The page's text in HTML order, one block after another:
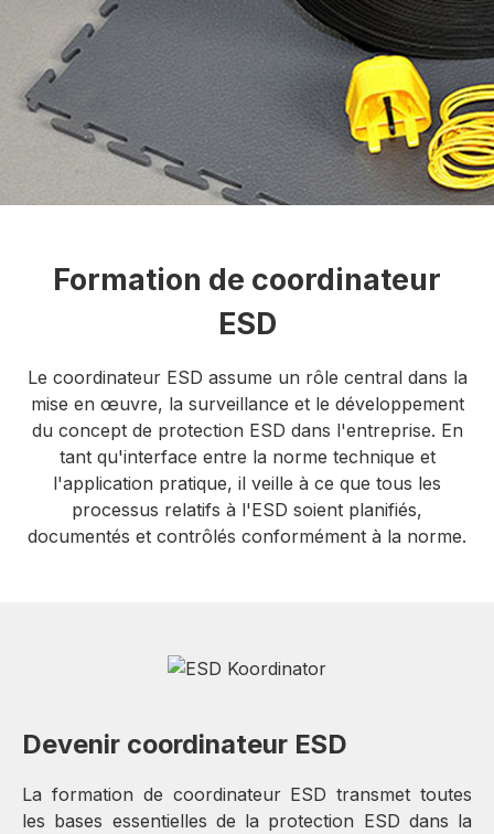
Formation de coordinateur
ESD
Le coordinateur ESD assume un rôle central dans la
mise en œuvre, la surveillance et le développement
du concept de protection ESD dans l'entreprise. En
tant qu'interface entre la norme technique et
l'application pratique, il veille à ce que tous les
processus relatifs à l'ESD soient planifiés,
documentés et contrôlés conformément à la norme.
Devenir coordinateur ESD
La formation de coordinateur ESD transmet toutes
les bases essentielles de la protection ESD dans la